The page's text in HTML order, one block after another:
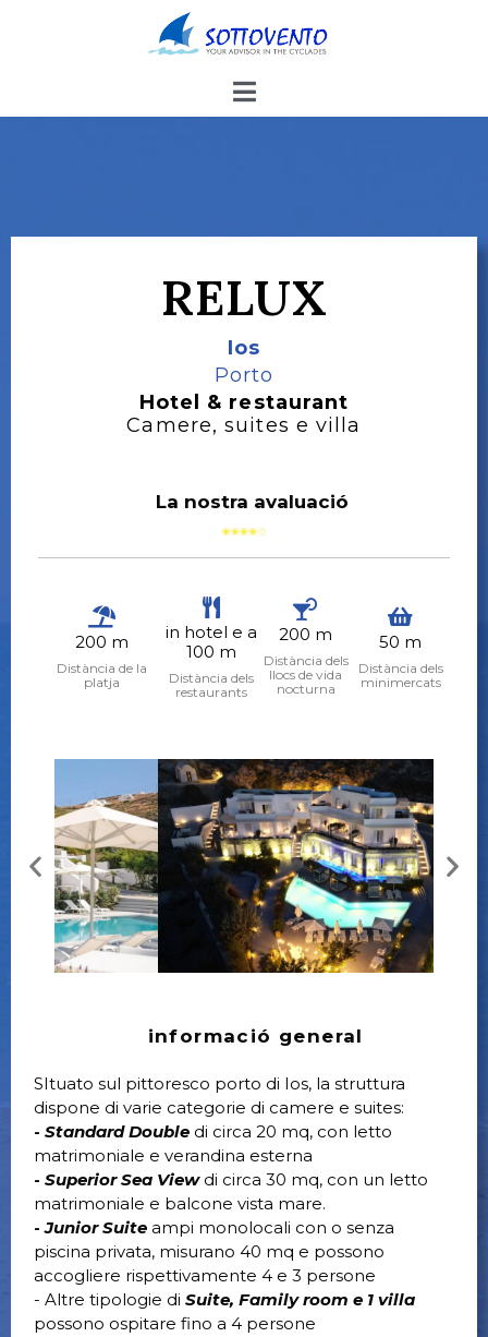
RELUX
Ios
Porto
Hotel & restaurant
Camere, suites e villa
La nostra avaluació
200 m
Distància de la
platja
in hotel e a
100 m
Distància dels
restaurants
200 m
Distància dels
llocs de vida
nocturna
50 m
Distància dels
minimercats
informació general
SItuato sul pittoresco porto di Ios, la struttura
dispone di varie categorie di camere e suites:
-Standard Double di circa 20 mq, con letto
matrimoniale e verandina esterna
-Superior Sea Viewdi circa 30 mq, con un letto
matrimoniale e balcone vista mare.
-Junior Suite ampi monolocali con o senza
piscina privata, misurano 40 mq e possono
accogliere rispettivamente 4 e 3 persone
- Altre tipologie diSuite, Family room e 1 villa
possono ospitare fino a 4 persone